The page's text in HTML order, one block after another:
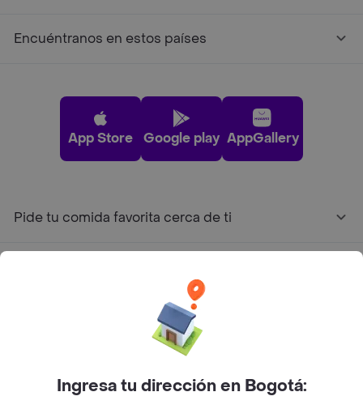
Encuéntranos en estos países
App Store Google play AppGallery
Pide tu comida favorita cerca de ti
Ingresa tu dirección en Bogotá: